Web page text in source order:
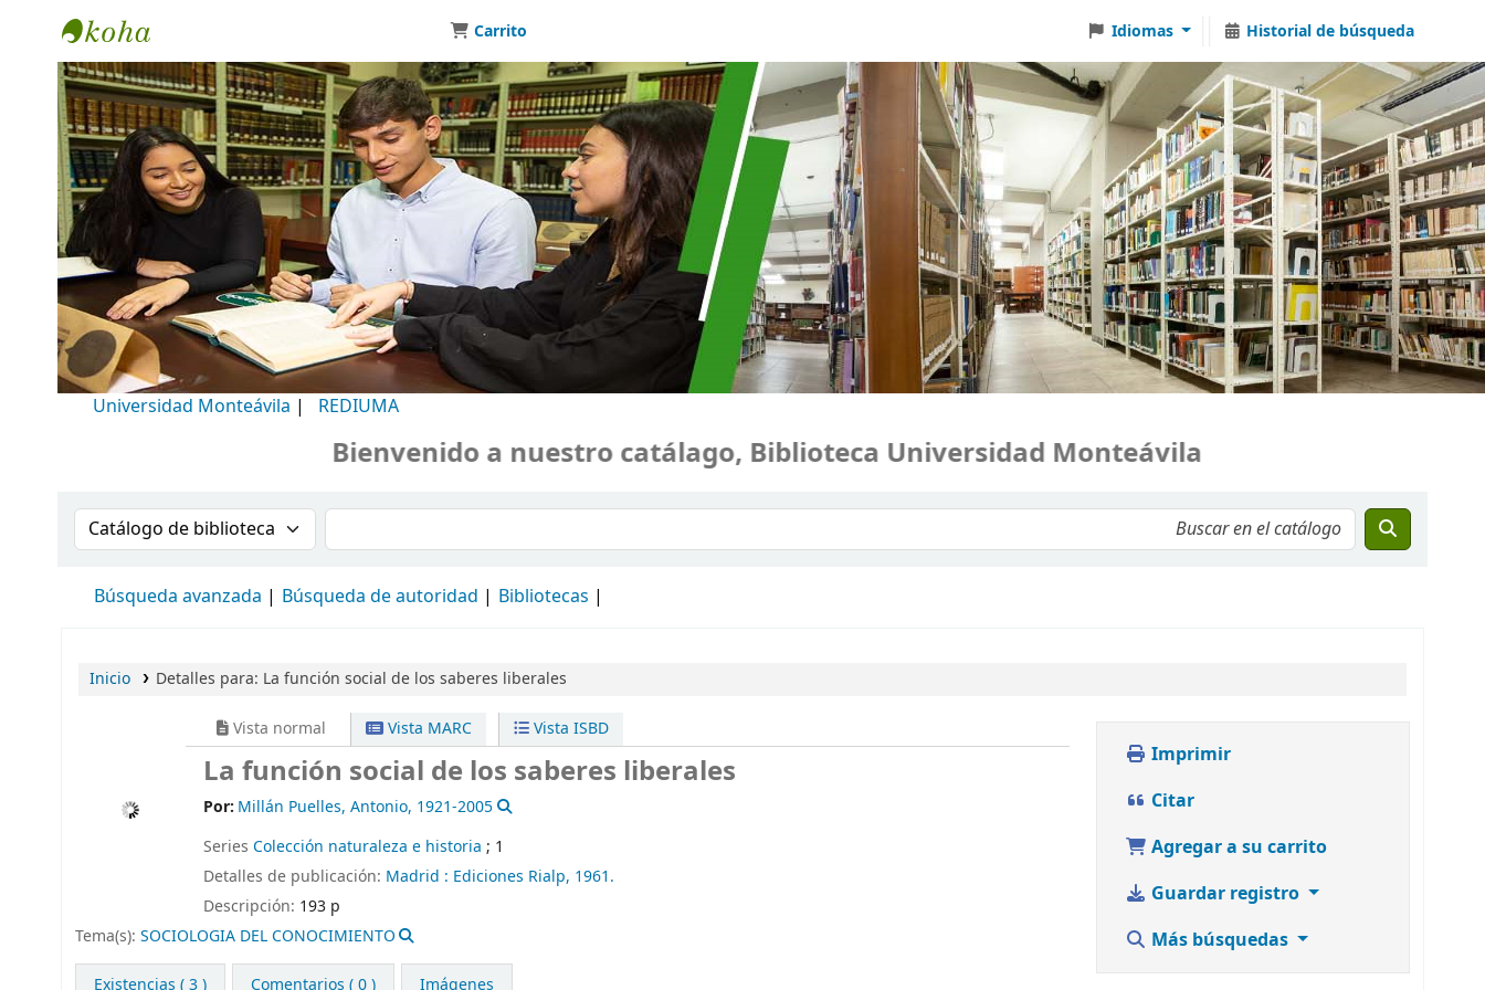
Biblioteca Universidad Monteávila
Carrito Idiomas Historial de búsqueda
Universidad Monteávila | REDIUMA
Bienvenido a nuestro catálago, Biblioteca Universidad Monteávila
Buscar en el catálogo por:Buscar en el catálogo
Búsqueda avanzada Búsqueda de autoridad Bibliotecas
Inicio Detalles para: La función social de los saberes liberales
Vista normal Vista MARC Vista ISBD
La función social de los saberes liberales
Por: Millán Puelles, Antonio, 1921-2005
Series Colección naturaleza e historia ; 1
Detalles de publicación: Madrid : Ediciones Rialp, 1961.
Descripción: 193 p
Tema(s): SOCIOLOGIA DEL CONOCIMIENTO
Imprimir
Citar
Agregar a su carrito
Guardar registro
Más búsquedas